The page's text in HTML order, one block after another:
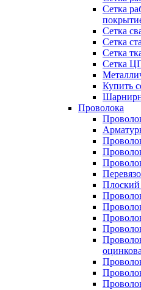
Сетка
Сетка
Сетка
Сетка
Сетка
Купить
Проволока
Плоский